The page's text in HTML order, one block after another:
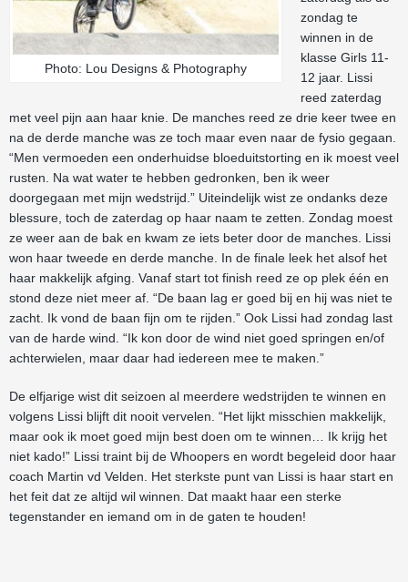
Photo: Lou Designs & Photography
zondag te
winnen in de
klasse Girls 11-
12 jaar. Lissi
reed zaterdag
met veel pijn aan haar knie. De manches reed ze drie keer twee en
na de derde manche was ze toch maar even naar de fysio gegaan.
“Men vermoeden een onderhuidse bloeduitstorting en ik moest veel
rusten. Na wat water te hebben gedronken, ben ik weer
doorgegaan met mijn wedstrijd.” Uiteindelijk wist ze ondanks deze
blessure, toch de zaterdag op haar naam te zetten. Zondag moest
ze weer aan de bak en kwam ze iets beter door de manches. Lissi
won haar tweede en derde manche. In de finale leek het alsof het
haar makkelijk afging. Vanaf start tot finish reed ze op plek één en
stond deze niet meer af. “De baan lag er goed bij en hij was niet te
zacht. Ik vond de baan fijn om te rijden.” Ook Lissi had zondag last
van de harde wind. “Ik kon door de wind niet goed springen en/of
achterwielen, maar daar had iedereen mee te maken.”
De elfjarige wist dit seizoen al meerdere wedstrijden te winnen en
volgens Lissi blijft dit nooit vervelen. “Het lijkt misschien makkelijk,
maar ook ik moet goed mijn best doen om te winnen… Ik krijg het
niet kado!” Lissi traint bij de Whoopers en wordt begeleid door haar
coach Martin vd Velden. Het sterkste punt van Lissi is haar start en
het feit dat ze altijd wil winnen. Dat maakt haar een sterke
tegenstander en iemand om in de gaten te houden!